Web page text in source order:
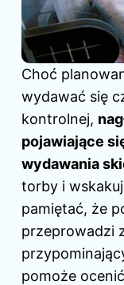
Choć
wydawać się
kontrolnej,
pojawiające
wydawania
torby i
pamiętać, że
przeprowadzi
pomoże